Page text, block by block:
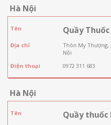
Hà Nội
Tên Quầy
Địa chỉ
Thôn My Thượng,
Nội
Điện thoại
0972 311 683
Hà Nội
Tên Quầy